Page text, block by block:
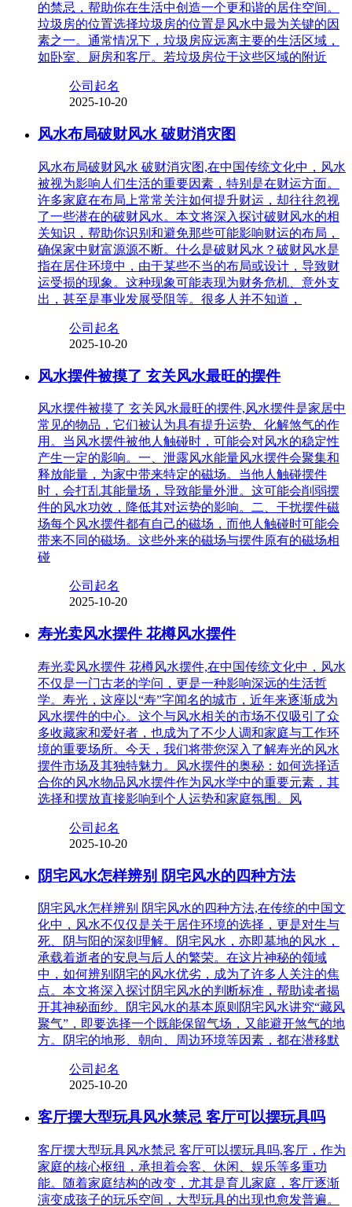
的禁忌，帮助你在生活中创造一个更和谐的居住空间。
垃圾房的位置选择垃圾房的位置是风水中最为关键的因
素之一。通常情况下，垃圾房应远离主要的生活区域，
如卧室、厨房和客厅。若垃圾房位于这些区域的附近
公司起名
2025-10-20
风水布局破财风水 破财消灾图
风水布局破财风水 破财消灾图,在中国传统文化中，风水
被视为影响人们生活的重要因素，特别是在财运方面。
许多家庭在布局上常常关注如何提升财运，却往往忽视
了一些潜在的破财风水。本文将深入探讨破财风水的相
关知识，帮助你识别和避免那些可能影响财运的布局，
确保家中财富源源不断。什么是破财风水？破财风水是
指在居住环境中，由于某些不当的布局或设计，导致财
运受损的现象。这种现象可能表现为财务危机、意外支
出，甚至是事业发展受阻等。很多人并不知道，
公司起名
2025-10-20
风水摆件被摸了 玄关风水最旺的摆件
风水摆件被摸了 玄关风水最旺的摆件,风水摆件是家居中
常见的物品，它们被认为具有提升运势、化解煞气的作
用。当风水摆件被他人触碰时，可能会对风水的稳定性
产生一定的影响。一、泄露风水能量风水摆件会聚集和
释放能量，为家中带来特定的磁场。当他人触碰摆件
时，会打乱其能量场，导致能量外泄。这可能会削弱摆
件的风水功效，降低其对运势的影响。二、干扰摆件磁
场每个风水摆件都有自己的磁场，而他人触碰时可能会
带来不同的磁场。这些外来的磁场与摆件原有的磁场相
碰
公司起名
2025-10-20
寿光卖风水摆件 花樽风水摆件
寿光卖风水摆件 花樽风水摆件,在中国传统文化中，风水
不仅是一门古老的学问，更是一种影响深远的生活哲
学。寿光，这座以“寿”字闻名的城市，近年来逐渐成为
风水摆件的中心。这个与风水相关的市场不仅吸引了众
多收藏家和爱好者，也成为了不少人调和家庭与工作环
境的重要场所。今天，我们将带您深入了解寿光的风水
摆件市场及其独特魅力。风水摆件的奥秘：如何选择适
合你的风水物品风水摆件作为风水学中的重要元素，其
选择和摆放直接影响到个人运势和家庭氛围。风
公司起名
2025-10-20
阴宅风水怎样辨别 阴宅风水的四种方法
阴宅风水怎样辨别 阴宅风水的四种方法,在传统的中国文
化中，风水不仅仅是关于居住环境的选择，更是对生与
死、阴与阳的深刻理解。阴宅风水，亦即墓地的风水，
承载着逝者的安息与后人的繁荣。在这片神秘的领域
中，如何辨别阴宅的风水优劣，成为了许多人关注的焦
点。本文将深入探讨阴宅风水的判断标准，帮助读者揭
开其神秘面纱。阴宅风水的基本原则阴宅风水讲究“藏风
聚气”，即要选择一个既能保留气场，又能避开煞气的地
方。阴宅的地形、朝向、周边环境等因素，都在潜移默
公司起名
2025-10-20
客厅摆大型玩具风水禁忌 客厅可以摆玩具吗
客厅摆大型玩具风水禁忌 客厅可以摆玩具吗,客厅，作为
家庭的核心枢纽，承担着会客、休闲、娱乐等多重功
能。随着家庭结构的改变，尤其是育儿家庭，客厅逐渐
演变成孩子的玩乐空间，大型玩具的出现也愈发普遍。